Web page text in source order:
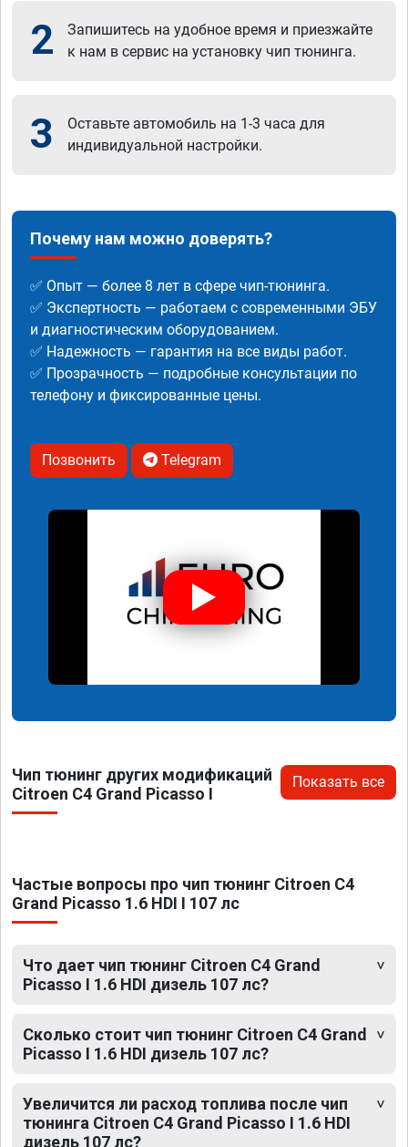
2
Запишитесь на удобное время и приезжайте
к нам в сервис на установку чип тюнинга.
3
Оставьте автомобиль на 1-3 часа для
индивидуальной настройки.
Почему нам можно доверять?
✅ Опыт — более 8 лет в сфере чип-тюнинга.
✅ Экспертность — работаем с современными ЭБУ
и диагностическим оборудованием.
✅ Надежность — гарантия на все виды работ.
✅ Прозрачность — подробные консультации по
телефону и фиксированные цены.
Позвонить Telegram
Чип тюнинг других модификаций
Citroen C4 Grand Picasso I
Показать все
Частые вопросы про чип тюнинг Citroen C4
Grand Picasso 1.6 HDI I 107 лс
Что дает чип тюнинг Citroen C4 Grand
Picasso I 1.6 HDI дизель 107 лс?
Сколько стоит чип тюнинг Citroen C4 Grand
Picasso I 1.6 HDI дизель 107 лс?
Увеличится ли расход топлива после чип
тюнинга Citroen C4 Grand Picasso I 1.6 HDI
дизель 107 лс?